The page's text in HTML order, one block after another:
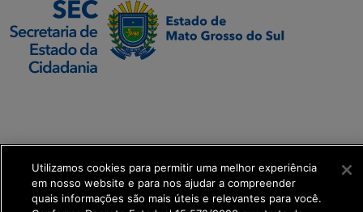
get_footer();
Utilizamos cookies para permitir uma melhor experiência
em nosso website e para nos ajudar a compreender
quais informações são mais úteis e relevantes para você.